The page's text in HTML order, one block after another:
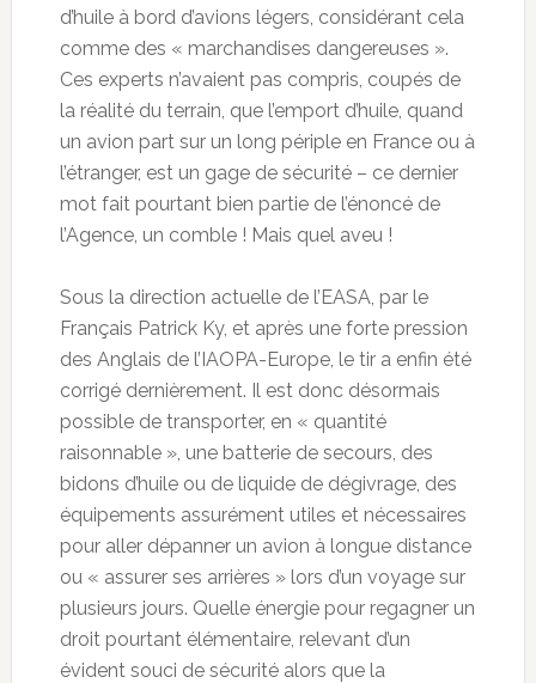
d’huile à bord d’avions légers, considérant cela
comme des « marchandises dangereuses ».
Ces experts n’avaient pas compris, coupés de
la réalité du terrain, que l’emport d’huile, quand
un avion part sur un long périple en France ou à
l’étranger, est un gage de sécurité – ce dernier
mot fait pourtant bien partie de l’énoncé de
l’Agence, un comble ! Mais quel aveu !
Sous la direction actuelle de l’EASA, par le
Français Patrick Ky, et après une forte pression
des Anglais de l’IAOPA-Europe, le tir a enfin été
corrigé dernièrement. Il est donc désormais
possible de transporter, en « quantité
raisonnable », une batterie de secours, des
bidons d’huile ou de liquide de dégivrage, des
équipements assurément utiles et nécessaires
pour aller dépanner un avion à longue distance
ou « assurer ses arrières » lors d’un voyage sur
plusieurs jours. Quelle énergie pour regagner un
droit pourtant élémentaire, relevant d’un
évident souci de sécurité alors que la